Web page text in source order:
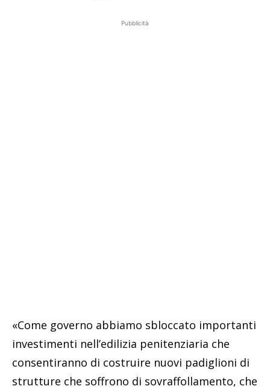
Pubblicità
«Come governo abbiamo sbloccato importanti
investimenti nell’edilizia penitenziaria che
consentiranno di costruire nuovi padiglioni di
strutture che soffrono di sovraffollamento, che